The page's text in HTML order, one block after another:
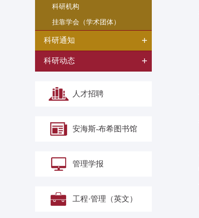
科研机构
挂靠学会（学术团体）
科研通知
科研动态
人才招聘
安海斯-布希图书馆
管理学报
工程·管理（英文）